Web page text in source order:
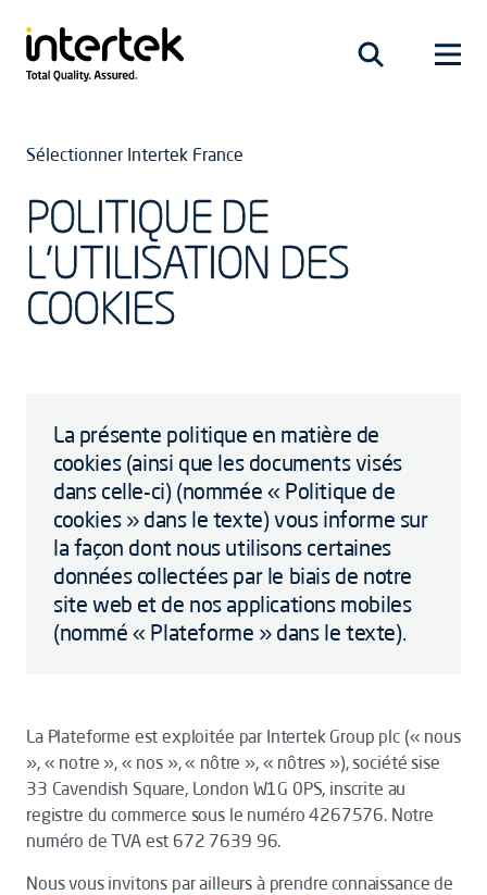
Sélectionner Intertek France
POLITIQUE DE
L’UTILISATION DES
COOKIES
La présente politique en matière de
cookies (ainsi que les documents visés
dans celle-ci) (nommée « Politique de
cookies » dans le texte) vous informe sur
la façon dont nous utilisons certaines
données collectées par le biais de notre
site web et de nos applications mobiles
(nommé « Plateforme » dans le texte).
La Plateforme est exploitée par Intertek Group plc (« nous
», « notre », « nos », « nôtre », « nôtres »), société sise
33 Cavendish Square, London W1G 0PS, inscrite au
registre du commerce sous le numéro 4267576. Notre
numéro de TVA est 672 7639 96.
Nous vous invitons par ailleurs à prendre connaissance de